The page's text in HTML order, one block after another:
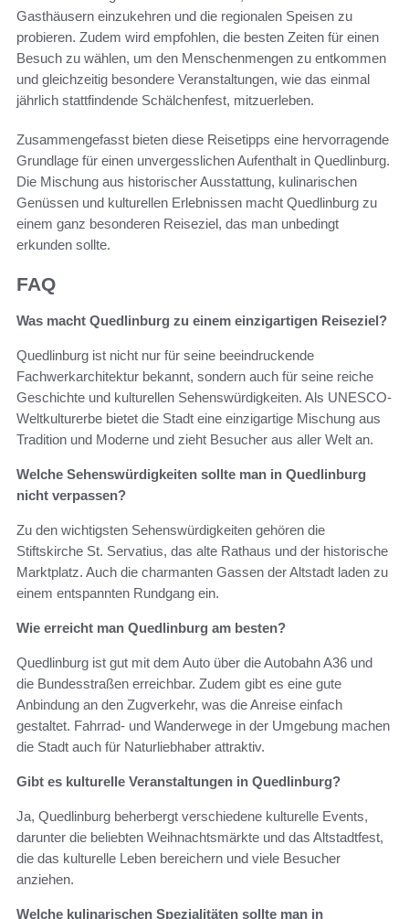
Gasthäusern einzukehren und die regionalen Speisen zu
probieren. Zudem wird empfohlen, die besten Zeiten für einen
Besuch zu wählen, um den Menschenmengen zu entkommen
und gleichzeitig besondere Veranstaltungen, wie das einmal
jährlich stattfindende Schälchenfest, mitzuerleben.
Zusammengefasst bieten diese Reisetipps eine hervorragende
Grundlage für einen unvergesslichen Aufenthalt in Quedlinburg.
Die Mischung aus historischer Ausstattung, kulinarischen
Genüssen und kulturellen Erlebnissen macht Quedlinburg zu
einem ganz besonderen Reiseziel, das man unbedingt
erkunden sollte.
FAQ
Was macht Quedlinburg zu einem einzigartigen Reiseziel?
Quedlinburg ist nicht nur für seine beeindruckende
Fachwerkarchitektur bekannt, sondern auch für seine reiche
Geschichte und kulturellen Sehenswürdigkeiten. Als UNESCO-
Weltkulturerbe bietet die Stadt eine einzigartige Mischung aus
Tradition und Moderne und zieht Besucher aus aller Welt an.
Welche Sehenswürdigkeiten sollte man in Quedlinburg
nicht verpassen?
Zu den wichtigsten Sehenswürdigkeiten gehören die
Stiftskirche St. Servatius, das alte Rathaus und der historische
Marktplatz. Auch die charmanten Gassen der Altstadt laden zu
einem entspannten Rundgang ein.
Wie erreicht man Quedlinburg am besten?
Quedlinburg ist gut mit dem Auto über die Autobahn A36 und
die Bundesstraßen erreichbar. Zudem gibt es eine gute
Anbindung an den Zugverkehr, was die Anreise einfach
gestaltet. Fahrrad- und Wanderwege in der Umgebung machen
die Stadt auch für Naturliebhaber attraktiv.
Gibt es kulturelle Veranstaltungen in Quedlinburg?
Ja, Quedlinburg beherbergt verschiedene kulturelle Events,
darunter die beliebten Weihnachtsmärkte und das Altstadtfest,
die das kulturelle Leben bereichern und viele Besucher
anziehen.
Welche kulinarischen Spezialitäten sollte man in